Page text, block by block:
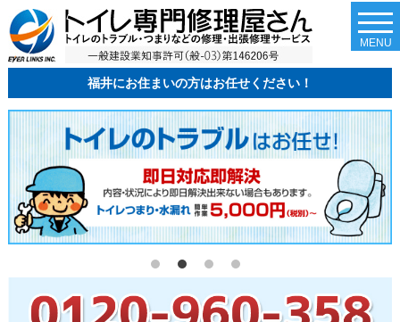
福井にお住まいの方はお任せください！
MENU